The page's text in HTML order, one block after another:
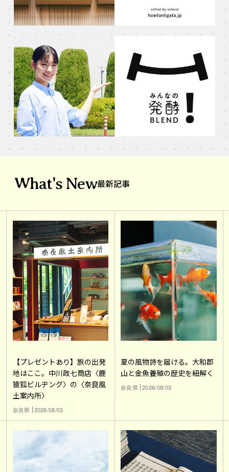
What's New最新記事
【プレゼントあり】旅の出発
地はここ。中川政七商店〈鹿
猿狐ビルヂング〉の〈奈良風
土案内所〉
奈良県 2026/08/03
夏の風物詩を届ける。大和郡
山と金魚養殖の歴史を紐解く
奈良県 2026/08/03